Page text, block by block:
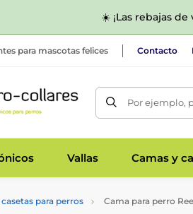
☀️ ¡Las rebajas
para mascotas felices Contacto
Por ejemplo,
Vallas Camas y
para perros Cama para perro